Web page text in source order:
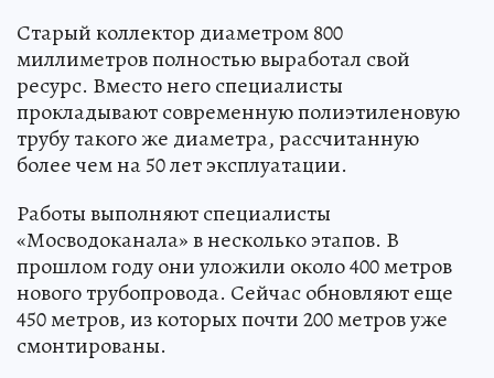
Старый коллектор диаметром 800
миллиметров полностью выработал свой
ресурс. Вместо него специалисты
прокладывают современную полиэтиленовую
трубу такого же диаметра, рассчитанную
более чем на 50 лет эксплуатации.
Работы выполняют специалисты
«Мосводоканала» в несколько этапов. В
прошлом году они уложили около 400 метров
нового трубопровода. Сейчас обновляют еще
450 метров, из которых почти 200 метров уже
смонтированы.